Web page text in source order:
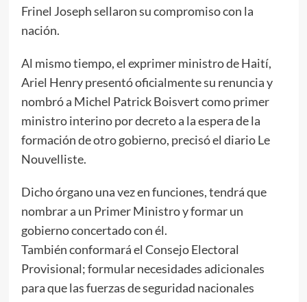
Frinel Joseph sellaron su compromiso con la
nación.
Al mismo tiempo, el exprimer ministro de Haití,
Ariel Henry presentó oficialmente su renuncia y
nombró a Michel Patrick Boisvert como primer
ministro interino por decreto a la espera de la
formación de otro gobierno, precisó el diario Le
Nouvelliste.
Dicho órgano una vez en funciones, tendrá que
nombrar a un Primer Ministro y formar un
gobierno concertado con él.
También conformará el Consejo Electoral
Provisional; formular necesidades adicionales
para que las fuerzas de seguridad nacionales